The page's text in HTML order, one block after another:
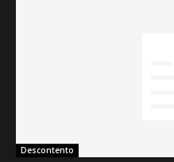
Descontento